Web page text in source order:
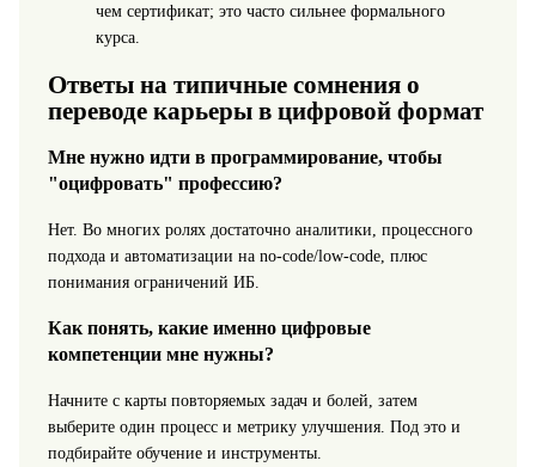
чем сертификат; это часто сильнее формального
курса.
Ответы на типичные сомнения о
переводе карьеры в цифровой формат
Мне нужно идти в программирование, чтобы
"оцифровать" профессию?
Нет. Во многих ролях достаточно аналитики, процессного
подхода и автоматизации на no-code/low-code, плюс
понимания ограничений ИБ.
Как понять, какие именно цифровые
компетенции мне нужны?
Начните с карты повторяемых задач и болей, затем
выберите один процесс и метрику улучшения. Под это и
подбирайте обучение и инструменты.